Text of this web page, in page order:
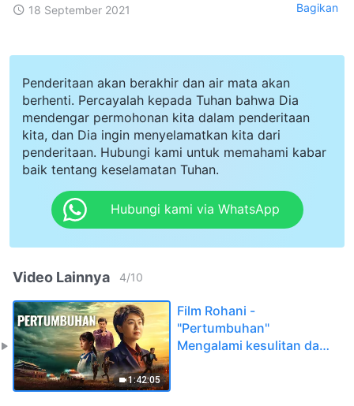
18 September 2021 Bagikan
Penderitaan akan berakhir dan air mata akan
berhenti. Percayalah kepada Tuhan bahwa Dia
mendengar permohonan kita dalam penderitaan
kita, dan Dia ingin menyelamatkan kita dari
penderitaan. Hubungi kami untuk memahami kabar
baik tentang keselamatan Tuhan.
Hubungi kami via WhatsApp
Video Lainnya 4/10
1:42:05
Film Rohani -
"Pertumbuhan"
Mengalami kesulitan dan